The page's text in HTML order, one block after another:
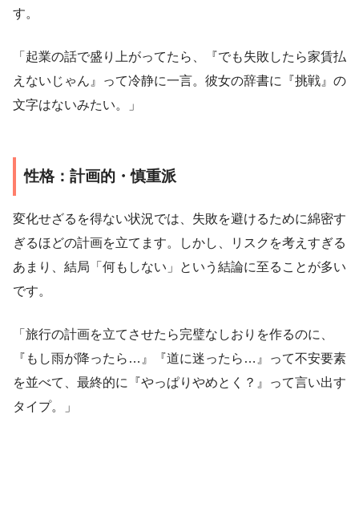
す。
「起業の話で盛り上がってたら、『でも失敗したら家賃払
えないじゃん』って冷静に一言。彼女の辞書に『挑戦』の
文字はないみたい。」
性格：計画的・慎重派
変化せざるを得ない状況では、失敗を避けるために綿密す
ぎるほどの計画を立てます。しかし、リスクを考えすぎる
あまり、結局「何もしない」という結論に至ることが多い
です。
「旅行の計画を立てさせたら完璧なしおりを作るのに、
『もし雨が降ったら…』『道に迷ったら…』って不安要素
を並べて、最終的に『やっぱりやめとく？』って言い出す
タイプ。」